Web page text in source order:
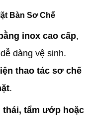
Bàn Sơ Chế
inox cao cấp,
dàng vệ sinh.
thao tác sơ chế
.
thái, tẩm ướp hoặc